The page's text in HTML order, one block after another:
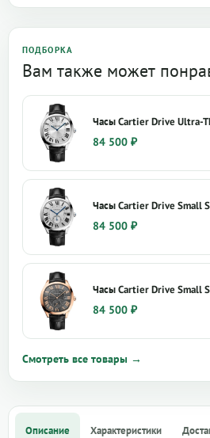
ПОДБОРКА
Вам также может
Часы Cartier Drive Ultra-
84 500 ₽
Часы Cartier Drive Small
84 500 ₽
Часы Cartier Drive Small
84 500 ₽
Смотреть все товары →
Описание Характеристики